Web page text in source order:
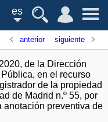
es
anterior siguiente
de la Dirección
en el recurso
de la propiedad
de Madrid n.º 55, por
anotación preventiva de